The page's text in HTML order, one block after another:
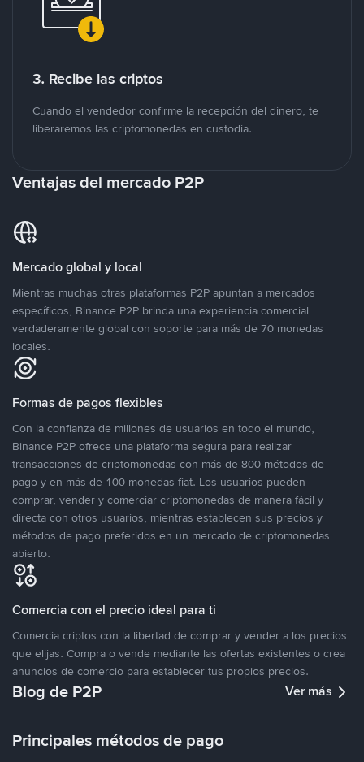
3. Recibe las criptos
Cuando el vendedor confirme la recepción del dinero, te
liberaremos las criptomonedas en custodia.
Ventajas del mercado P2P
Mercado global y local
Mientras muchas otras plataformas P2P apuntan a mercados
específicos, Binance P2P brinda una experiencia comercial
verdaderamente global con soporte para más de 70 monedas
locales.
Formas de pagos flexibles
Con la confianza de millones de usuarios en todo el mundo,
Binance P2P ofrece una plataforma segura para realizar
transacciones de criptomonedas con más de 800 métodos de
pago y en más de 100 monedas fiat. Los usuarios pueden
comprar, vender y comerciar criptomonedas de manera fácil y
directa con otros usuarios, mientras establecen sus precios y
métodos de pago preferidos en un mercado de criptomonedas
abierto.
Comercia con el precio ideal para ti
Comercia criptos con la libertad de comprar y vender a los precios
que elijas. Compra o vende mediante las ofertas existentes o crea
anuncios de comercio para establecer tus propios precios.
Blog de P2P Ver más
Principales métodos de pago